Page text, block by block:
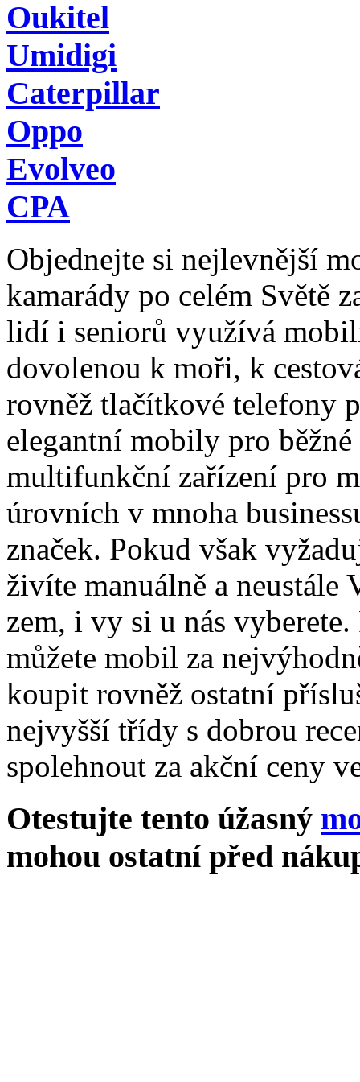
Oukitel
Umidigi
Caterpillar
Oppo
Evolveo
CPA
Objednejte si nejlevnější
kamarády po celém Světě
lidí i seniorů využívá
dovolenou k moři, k
rovněž tlačítkové telefony
elegantní mobily pro
multifunkční zařízení pro
úrovních v mnoha
značek. Pokud však
živíte manuálně a neustále
zem, i vy si u nás
můžete mobil za
koupit rovněž ostatní
nejvyšší třídy s dobrou
spolehnout za akční ceny
Otestujte tento úžasný
mohou ostatní před